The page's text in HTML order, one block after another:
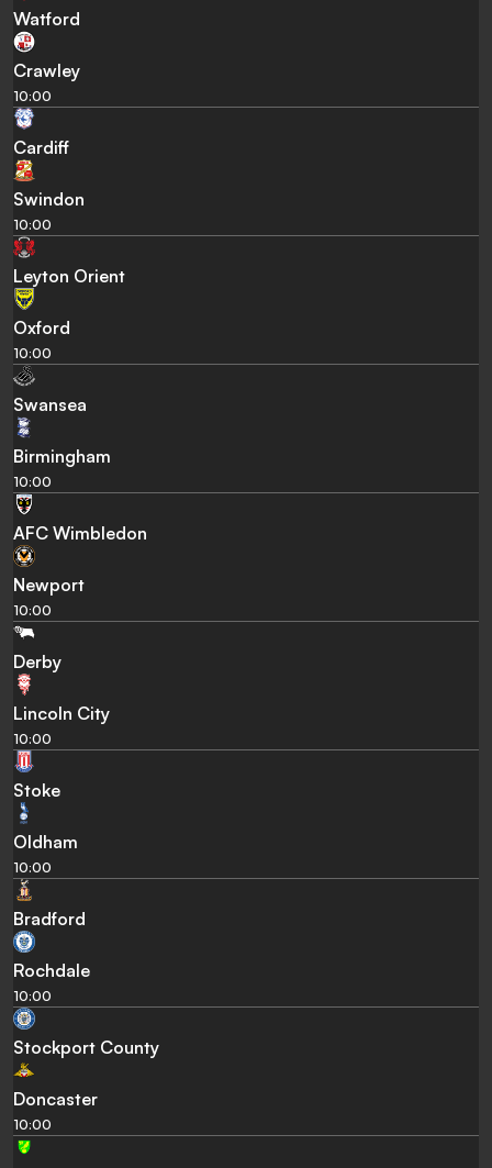
Watford
Crawley
10:00
Cardiff
Swindon
10:00
Leyton Orient
Oxford
10:00
Swansea
Birmingham
10:00
AFC Wimbledon
Newport
10:00
Derby
Lincoln City
10:00
Stoke
Oldham
10:00
Bradford
Rochdale
10:00
Stockport County
Doncaster
10:00